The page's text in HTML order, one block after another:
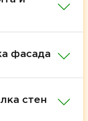
фасада
стен